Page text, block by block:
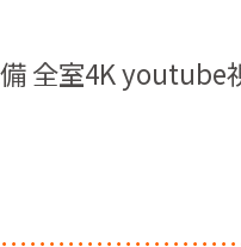
全室4K youtube